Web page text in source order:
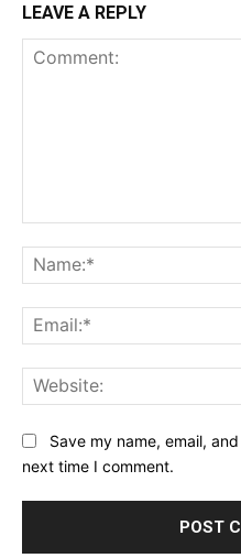
LEAVE A REPLY
Save my name, email,
next time I comment.